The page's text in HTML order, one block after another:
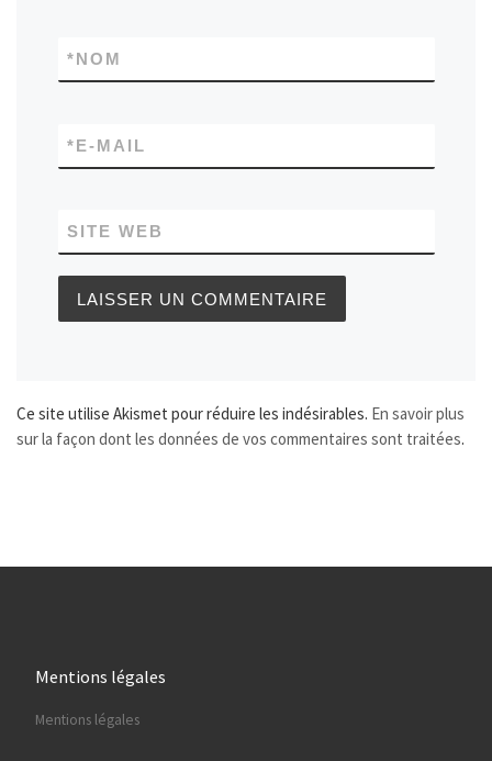
NOM
*
E-MAIL
*
SITE WEB
Ce site utilise Akismet pour réduire les indésirables. En savoir plus
sur la façon dont les données de vos commentaires sont traitées.
Mentions légales
Mentions légales